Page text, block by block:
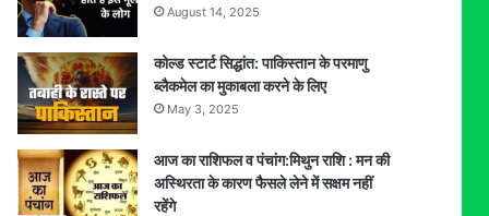
August 14, 2025
कोल्ड स्टार्ट सिद्धांत: पाकिस्तान के परमाणु
ब्लैकमेल का मुकाबला करने के लिए
May 3, 2025
आज का राशिफल व पंचांग:मिथुन राशि : मन की
अस्थिरता के कारण फैसले लेने में सक्षम नहीं
रहेंगे